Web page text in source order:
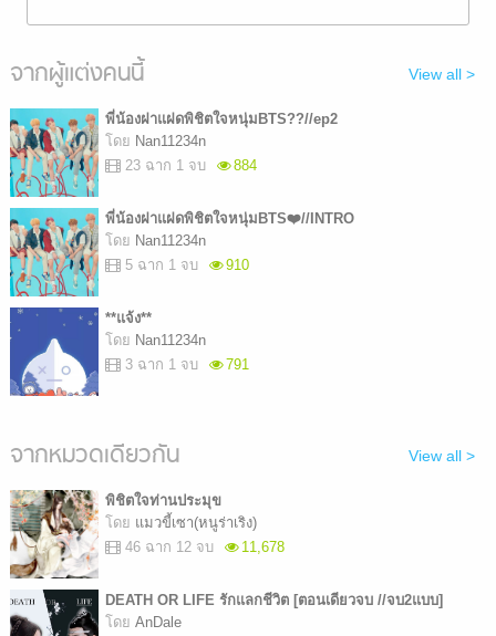
จากผู้แต่งคนนี้ View all >
พี่น้องฝาแฝดพิชิตใจหนุ่มBTS??//ep2
โดย Nan11234n
23 ฉาก 1 จบ
884
พี่น้องฝาแฝดพิชิตใจหนุ่มBTS❤️//INTRO
โดย Nan11234n
5 ฉาก 1 จบ
910
**แจ้ง**
โดย Nan11234n
3 ฉาก 1 จบ
791
จากหมวดเดียวกัน View all >
พิชิตใจท่านประมุข
โดย แมวขี้เซา(หนูร่าเริง)
46 ฉาก 12 จบ
11,678
DEATH OR LIFE รักแลกชีวิต [ตอนเดียวจบ //จบ2แบบ]
โดย AnDale